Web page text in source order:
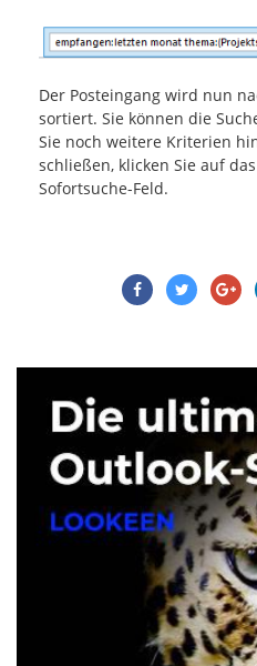
Der Posteingang wird nun
sortiert. Sie können die
Sie noch weitere Kriterien
schließen, klicken Sie auf
Sofortsuche-Feld.